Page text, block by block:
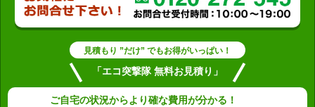
見積もり ”だけ” でもお得がいっぱい！
「エコ突撃隊 無料お見積り」
ご自宅の状況からより確な費用が分かる！